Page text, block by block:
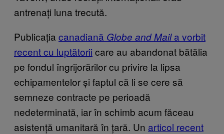
antrenați luna trecută.
Publicația canadiană Globe and Maila vorbit
recent cu luptătorii care au abandonat bătălia
pe fondul îngrijorărilor cu privire la lipsa
echipamentelor și faptul că li se cere să
semneze contracte pe perioadă
nedeterminată, iar în schimb acum făceau
asistență umanitară în țară. Un articol recent